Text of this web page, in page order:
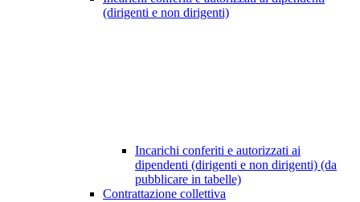
(dirigenti e non dirigenti)
Incarichi conferiti e autorizzati ai
dipendenti (dirigenti e non dirigenti) (da
pubblicare in tabelle)
Contrattazione collettiva